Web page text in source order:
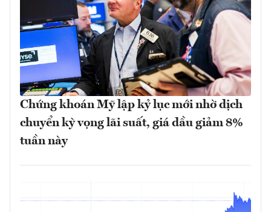
Chứng khoán Mỹ lập kỷ lục mới nhờ dịch
chuyển kỳ vọng lãi suất, giá dầu giảm 8%
tuần này